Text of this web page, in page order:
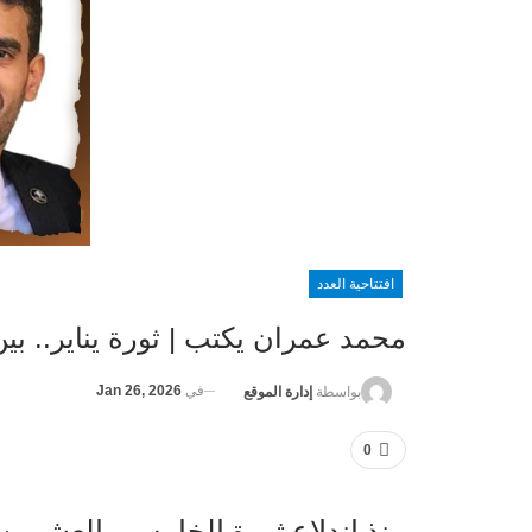
افتتاحية العدد
محمد عمران يكتب | ثورة يناير..
بواسطة إدارة الموقع في Jan 26, 2026
0